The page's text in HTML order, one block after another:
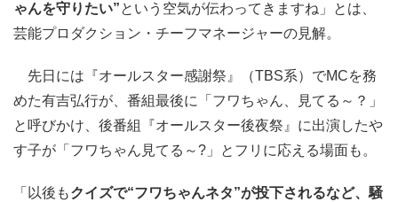
ゃんを守りたい”という空気が伝わってきますね」とは、
芸能プロダクション・チーフマネージャーの見解。
先日には『オールスター感謝祭』（TBS系）でMCを務
めた有吉弘行が、番組最後に「フワちゃん、見てる～？」
と呼びかけ、後番組『オールスター後夜祭』に出演したや
す子が「フワちゃん見てる～?」とフリに応える場面も。
「以後もクイズで“フワちゃんネタ”が投下されるなど、騒